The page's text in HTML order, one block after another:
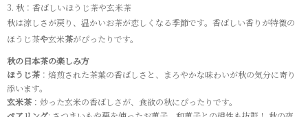
3. 秋：香ばしいほうじ茶や玄米茶
秋は涼しさが戻り、温かいお茶が恋しくなる季節です。香ばしい香りが特徴の
ほうじ茶や玄米茶がぴったりです。
秋の日本茶の楽しみ方
ほうじ茶 ：焙煎された茶葉の香ばしさと、まろやかな味わいが秋の気分に寄り
添います。
玄米茶 ：炒った玄米の香ばしさが、食欲の秋にぴったりです。